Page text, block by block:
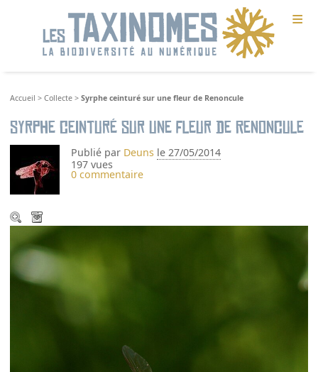
≡
Accueil >Collecte >Syrphe ceinturé sur une fleur de Renoncule
Syrphe ceinturé sur une fleur de Renoncule
Publié par Deuns le 27/05/2014
197 vues
0 commentaire